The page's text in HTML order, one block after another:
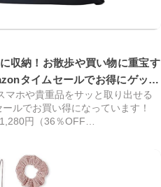
収納！お散歩や買い物に重宝す
タイムセールでお得にゲッ
ホや貴重品をサッと取り出せる
ルでお買い得になっています！
円（36％OFF…